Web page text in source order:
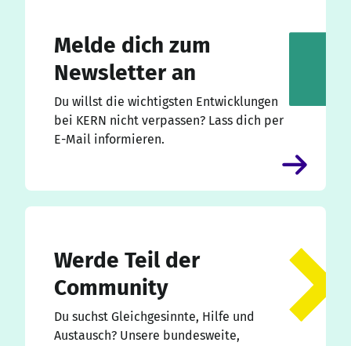
Melde dich zum
Newsletter an
Du willst die wichtigsten Entwicklungen
bei KERN nicht verpassen? Lass dich per
E-Mail informieren.
Werde Teil der
Community
Du suchst Gleichgesinnte, Hilfe und
Austausch? Unsere bundesweite,